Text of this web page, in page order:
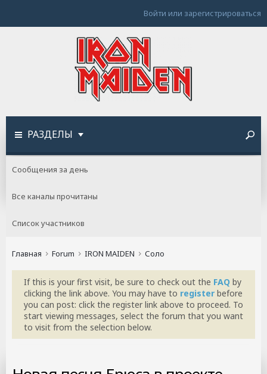
Войти или зарегистрироваться
РАЗДЕЛЫ
Сообщения за день
Все каналы прочитаны
Список участников
Главная Forum IRON MAIDEN Соло
If this is your first visit, be sure to check out the FAQ by
clicking the link above. You may have to register before
you can post: click the register link above to proceed. To
start viewing messages, select the forum that you want
to visit from the selection below.